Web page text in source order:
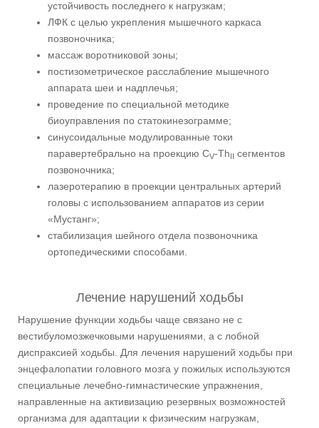
устойчивость последнего к нагрузкам;
ЛФК с целью укрепления мышечного каркаса
позвоночника;
массаж воротниковой зоны;
постизометрическое расслабление мышечного
аппарата шеи и надплечья;
проведение по специальной методике
биоуправления по статокинезограмме;
синусоидальные модулированные токи
паравертебрально на проекцию CV-ThII сегментов
позвоночника;
лазеротерапию в проекции центральных артерий
головы с использованием аппаратов из серии
«Мустанг»;
стабилизация шейного отдела позвоночника
ортопедическими способами.
Лечение нарушений ходьбы
Нарушение функции ходьбы чаще связано не с
вестибуломозжечковыми нарушениями, а с лобной
диспраксией ходьбы. Для лечения нарушений ходьбы при
энцефалопатии головного мозга у пожилых используются
специальные лечебно-гимнастические упражнения,
направленные на активизацию резервных возможностей
организма для адаптации к физическим нагрузкам,